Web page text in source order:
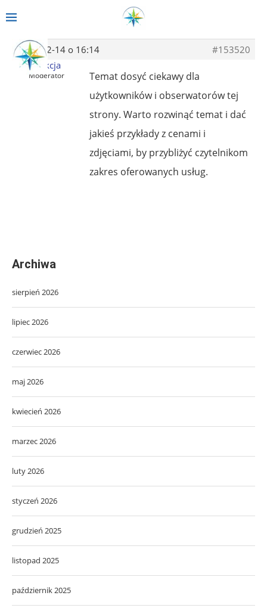
2019-12-14 o 16:14
#153520
Redakcja
Moderator
Temat dosyć ciekawy dla
użytkowników i obserwatorów tej
strony. Warto rozwinąć temat i dać
jakieś przykłady z cenami i
zdjęciami, by przybliżyć czytelnikom
zakres oferowanych usług.
Archiwa
sierpień 2026
lipiec 2026
czerwiec 2026
maj 2026
kwiecień 2026
marzec 2026
luty 2026
styczeń 2026
grudzień 2025
listopad 2025
październik 2025